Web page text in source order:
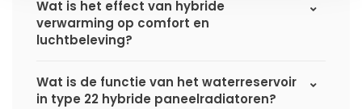
Wat is het effect van hybride
verwarming op comfort en
luchtbeleving?
Wat is de functie van het waterreservoir
in type 22 hybride paneelradiatoren?